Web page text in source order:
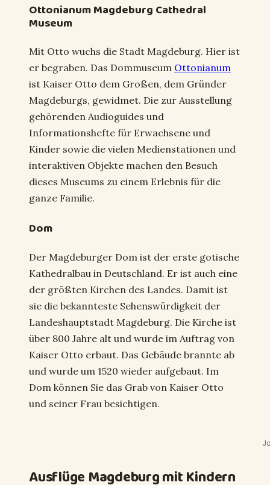
Ottonianum Magdeburg Cathedral
Museum
Mit Otto wuchs die Stadt Magdeburg. Hier ist
er begraben. Das Dommuseum Ottonianum
ist Kaiser Otto dem Großen, dem Gründer
Magdeburgs, gewidmet. Die zur Ausstellung
gehörenden Audioguides und
Informationshefte für Erwachsene und
Kinder sowie die vielen Medienstationen und
interaktiven Objekte machen den Besuch
dieses Museums zu einem Erlebnis für die
ganze Familie.
Dom
Der Magdeburger Dom ist der erste gotische
Kathedralbau in Deutschland. Er ist auch eine
der größten Kirchen des Landes. Damit ist
sie die bekannteste Sehenswürdigkeit der
Landeshauptstadt Magdeburg. Die Kirche ist
über 800 Jahre alt und wurde im Auftrag von
Kaiser Otto erbaut. Das Gebäude brannte ab
und wurde um 1520 wieder aufgebaut. Im
Dom können Sie das Grab von Kaiser Otto
und seiner Frau besichtigen.
Ausflüge Magdeburg mit Kindern